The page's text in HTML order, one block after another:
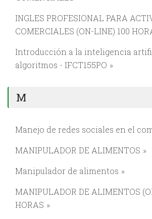
INGLES PROFESIONAL PARA
COMERCIALES (ON-LINE) 100
Introducción a la inteligencia
algoritmos - IFCT155PO
M
Manejo de redes sociales en el
MANIPULADOR DE ALIMENTOS
Manipulador de alimentos
MANIPULADOR DE ALIMENTOS
HORAS